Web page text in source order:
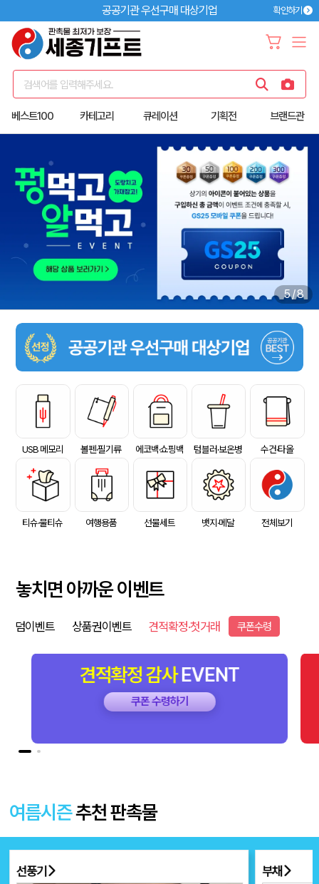
공공기관 우선구매 대상기업 확인하기
검색어를 입력해주세요.
베스트100 카테고리 큐레이션 기획전 브랜드관
6/8
USB 메모리 볼펜·필기류 에코백·쇼핑백 텀블러·보온병 수건·타올
티슈·물티슈 여행용품 선물세트 뱃지·메달 전체보기
놓치면 아까운 이벤트
덤이벤트 상품권이벤트 견적확정·첫거래 쿠폰수령
첫거래감사EVENT
쿠폰 수령하기
여름시즌추천 판촉물
선풍기 부채